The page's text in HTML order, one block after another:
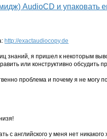
AudioCD и упаковать
http://exactaudiocopy.de
знаний, я пришел к некоторым
или конструктивно
проблема и почему я не могу
с английского у меня нет